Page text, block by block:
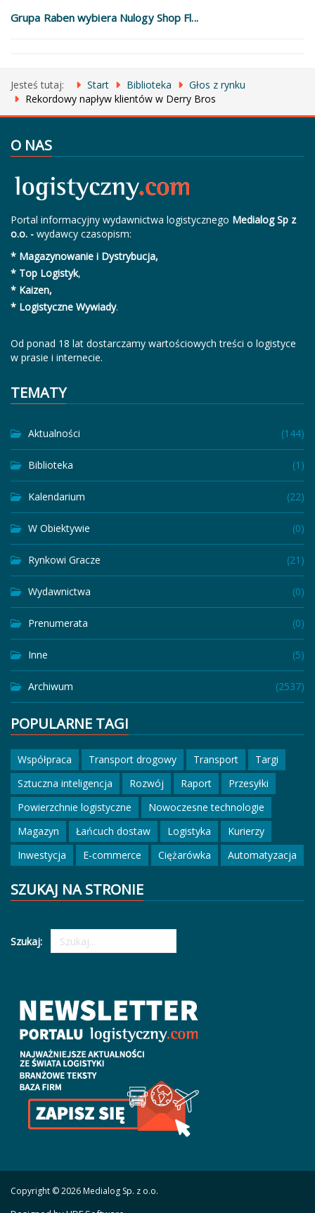
Grupa Raben wybiera Nulogy Shop Fl...
Jesteś tutaj: Start Biblioteka
Głos z rynku
Rekordowy napływ klientów w Derry Bros
O NAS
Portal informacyjny wydawnictwa logistycznego Medialog Sp z
o.o. - wydawcy czasopism:
* Magazynowanie i Dystrybucja,
* Top Logistyk,
* Kaizen,
* Logistyczne Wywiady.
Od ponad 18 lat dostarczamy wartościowych treści o logistyce
w prasie i internecie.
TEMATY
Aktualności (144)
Biblioteka (1)
Kalendarium (22)
W Obiektywie (0)
Rynkowi Gracze (21)
Wydawnictwa (0)
Prenumerata (0)
Inne (5)
Archiwum (2537)
POPULARNE TAGI
Współpraca Transport drogowy Transport
Targi
Sztuczna inteligencja
Rozwój Raport
Przesyłki
Powierzchnie logistyczne
Nowoczesne technologie
Magazyn
Łańcuch dostaw Logistyka
Kurierzy
Inwestycja
E-commerce Ciężarówka Automatyzacja
SZUKAJ NA STRONIE
Szukaj:
Copyright © 2026 Medialog Sp. z o.o.